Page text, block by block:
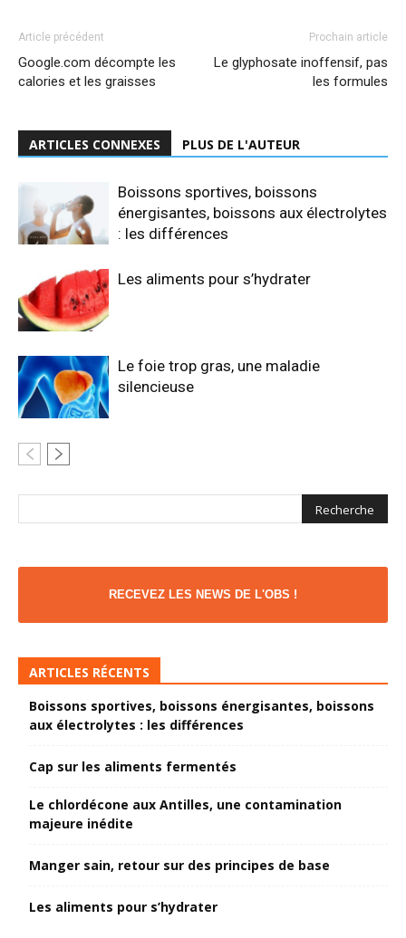
Article précédent
Google.com décompte les
calories et les graisses
Prochain article
Le glyphosate inoffensif, pas
les formules
ARTICLES CONNEXES PLUS DE L'AUTEUR
Boissons sportives, boissons
énergisantes, boissons aux électrolytes
: les différences
Les aliments pour s’hydrater
Le foie trop gras, une maladie
silencieuse
RECEVEZ LES NEWS DE L'OBS !
ARTICLES RÉCENTS
Boissons sportives, boissons énergisantes, boissons
aux électrolytes : les différences
Cap sur les aliments fermentés
Le chlordécone aux Antilles, une contamination
majeure inédite
Manger sain, retour sur des principes de base
Les aliments pour s’hydrater